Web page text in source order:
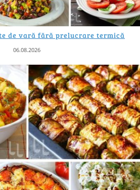
de vară fără prelucrare termică
06.08.2026